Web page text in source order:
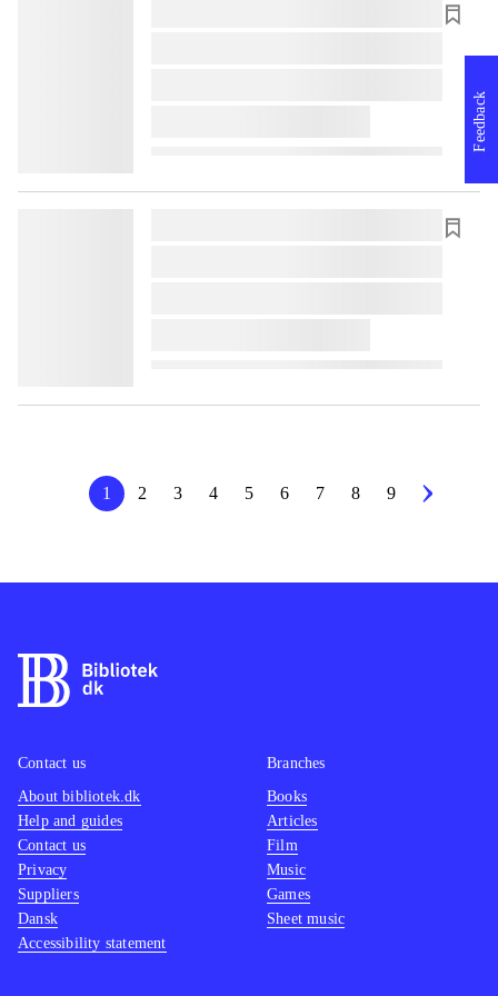
lorem ipsum dolor sit amet ...
lorem ipsum dolor sit amet ...
lorem ipsum dolor sit amet ...
lorem ipsum dolor sit amet ...
1 2 3 4 5 6 7 8 9
Feedback
Contact us
About bibliotek.dk
Help and guides
Contact us
Privacy
Suppliers
Dansk
Accessibility statement
Branches
Books
Articles
Film
Music
Games
Sheet music